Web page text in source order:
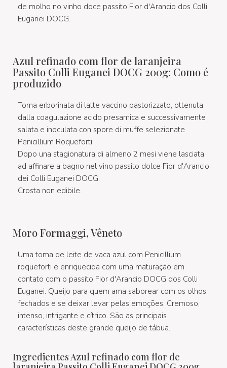
de molho no vinho doce passito Fior d'Arancio dos Colli
Euganei DOCG.
Azul refinado com flor de laranjeira
Passito Colli Euganei DOCG 200g: Como é
produzido
Toma erborinata di latte vaccino pastorizzato, ottenuta
dalla coagulazione acido presamica e successivamente
salata e inoculata con spore di muffe selezionate
Penicillium Roqueforti.
Dopo una stagionatura di almeno 2 mesi viene lasciata
ad affinare a bagno nel vino passito dolce Fior d'Arancio
dei Colli Euganei DOCG.
Crosta non edibile.
Moro Formaggi, Vêneto
Uma toma de leite de vaca azul com Penicillium
roqueforti e enriquecida com uma maturação em
contato com o passito Fior d'Arancio DOCG dos Colli
Euganei. Queijo para quem ama saborear com os olhos
fechados e se deixar levar pelas emoções. Cremoso,
intenso, intrigante e cítrico. São as principais
características deste grande queijo de tábua.
Ingredientes Azul refinado com flor de